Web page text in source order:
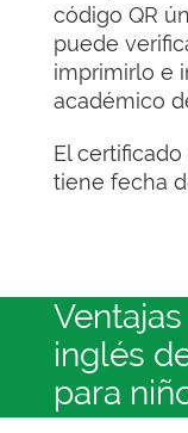
código QR
puede
imprimirlo e
académico
El
tiene fecha
inglés
para